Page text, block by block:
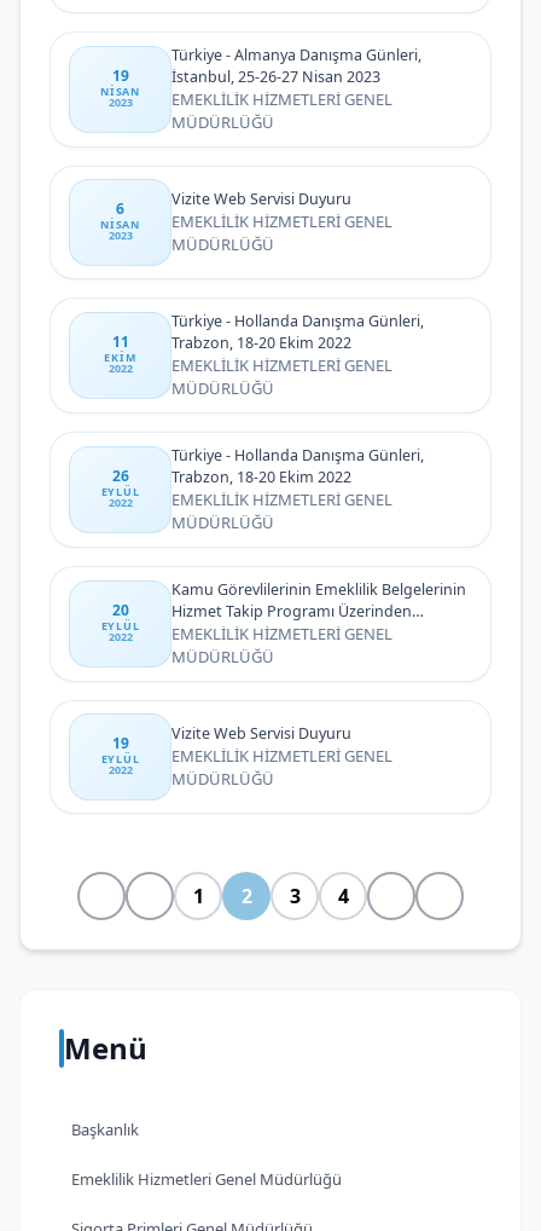
Menü
Başkanlık
Emeklilik Hizmetleri Genel Müdürlüğü
19
NISAN
2023
Türkiye - Almanya Danışma Günleri,
İstanbul, 25-26-27 Nisan 2023
EMEKLİLİK HİZMETLERİ GENEL
MÜDÜRLÜĞÜ
6
NISAN
2023
Vizite Web Servisi Duyuru
EMEKLİLİK HİZMETLERİ GENEL
MÜDÜRLÜĞÜ
11
EKIM
2022
Türkiye - Hollanda Danışma Günleri,
Trabzon, 18-20 Ekim 2022
EMEKLİLİK HİZMETLERİ GENEL
MÜDÜRLÜĞÜ
26
EYLÜL
2022
Türkiye - Hollanda Danışma Günleri,
Trabzon, 18-20 Ekim 2022
EMEKLİLİK HİZMETLERİ GENEL
MÜDÜRLÜĞÜ
20
EYLÜL
2022
Kamu Görevlilerinin Emeklilik Belgelerinin
Hizmet Takip Programı Üzerinden
Gönderilmesi
EMEKLİLİK HİZMETLERİ GENEL
MÜDÜRLÜĞÜ
19
EYLÜL
2022
Vizite Web Servisi Duyuru
EMEKLİLİK HİZMETLERİ GENEL
MÜDÜRLÜĞÜ
1 2 3 4